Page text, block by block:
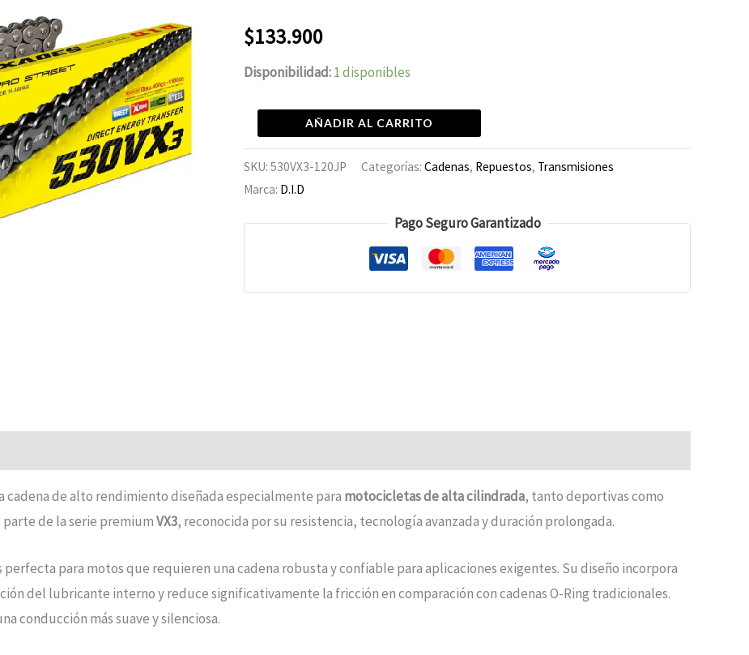
$133.900
Disponibilidad:1 disponibles
120L
cantidad
AÑADIR AL CARRITO
SKU: 530VX3-120JP Categorías: Cadenas, Repuestos, Transmisiones
Marca: D.I.D
Pago Seguro Garantizado
cadena de alto rendimiento diseñada especialmente para motocicletas de alta cilindrada, tanto deportivas como
parte de la serie premiumVX3, reconocida por su resistencia, tecnología avanzada y duración prolongada.
perfecta para motos que requieren una cadena robusta y confiable para aplicaciones exigentes. Su diseño incorpora
del lubricante interno y reduce significativamente la fricción en comparación con cadenas O-Ring tradicionales.
conducción más suave y silenciosa.